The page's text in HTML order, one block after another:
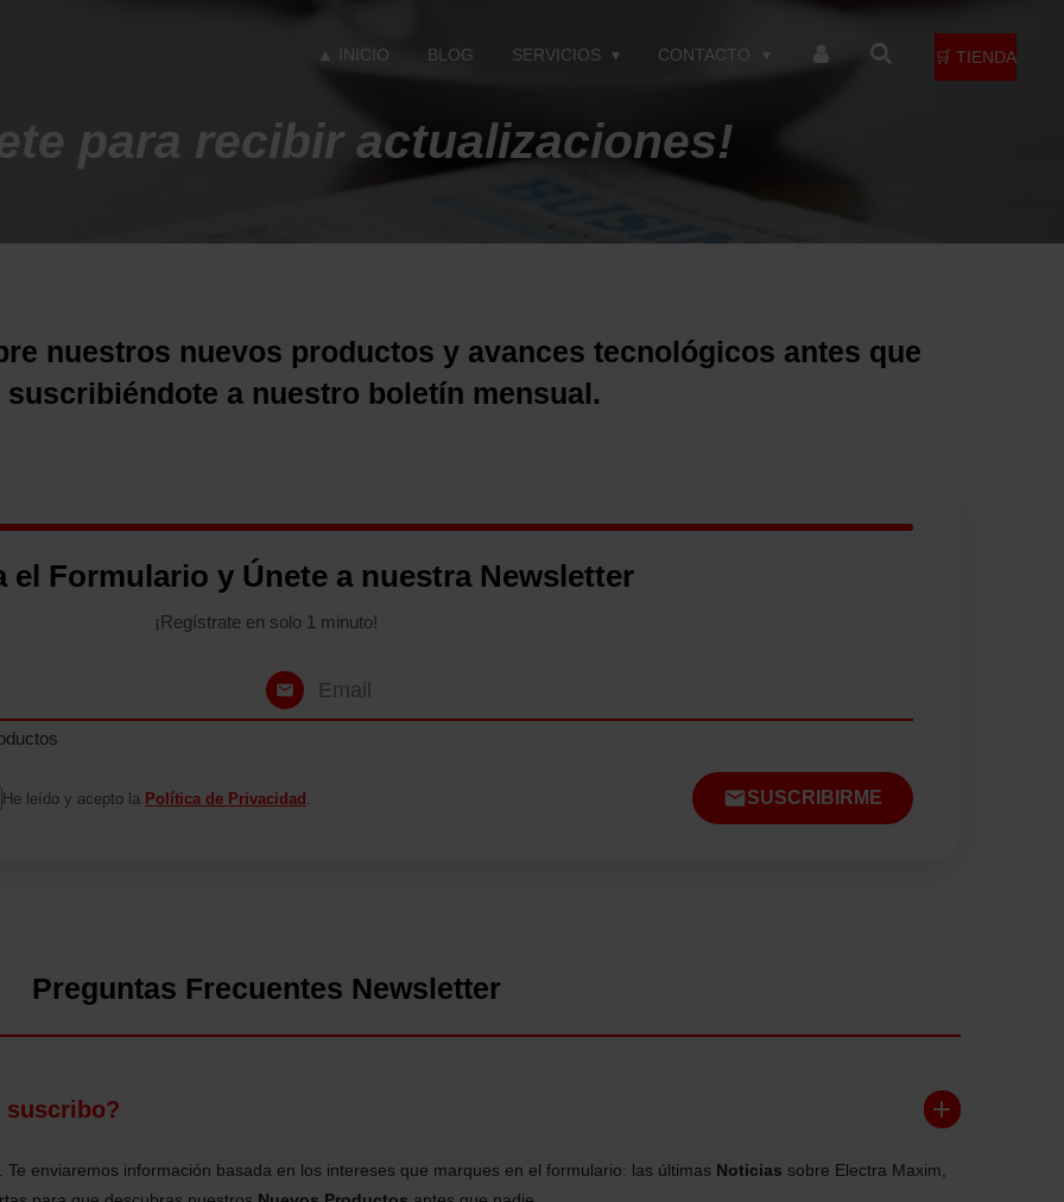
▲ INICIO BLOG SERVICIOS CONTACTO 🛒 TIENDA
para recibir actualizaciones!
nuestros nuevos productos y avances tecnológicos antes que
suscribiéndote a nuestro boletín mensual.
el Formulario y Únete a nuestra Newsletter
¡Regístrate en solo 1 minuto!
He leído y acepto la Política de Privacidad SUSCRIBIRME
Preguntas Frecuentes Newsletter
suscribo?
enviaremos información basada en los intereses que marques en el formulario: las últimas Noticias sobre Electra Maxim,